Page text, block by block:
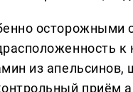
осторожными
к
из апельсинов,
приём